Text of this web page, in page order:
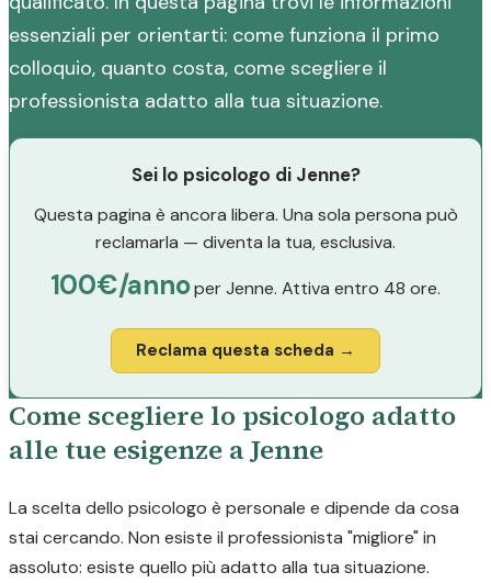
essenziali per orientarti: come funziona il primo
colloquio, quanto costa, come scegliere il
professionista adatto alla tua situazione.
Sei lo psicologo di Jenne?
Questa pagina è ancora libera. Una sola persona può
reclamarla — diventa la tua, esclusiva.
100€/annoper Jenne. Attiva entro 48 ore.
Reclama questa scheda →
Come scegliere lo psicologo adatto
alle tue esigenze a Jenne
La scelta dello psicologo è personale e dipende da cosa
stai cercando. Non esiste il professionista "migliore" in
assoluto: esiste quello più adatto alla tua situazione.